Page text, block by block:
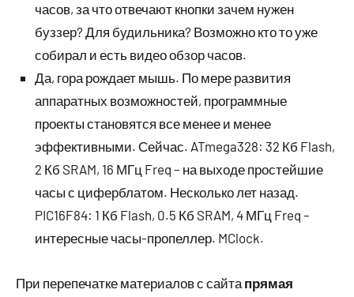
часов, за что отвечают кнопки зачем нужен
буззер? Для будильника? Возможно кто то уже
собирал и есть видео обзор часов.
Да, гора рождает мышь. По мере развития
аппаратных возможностей, программные
проекты становятся все менее и менее
эффективными. Сейчас. ATmega328: 32 Кб Flash,
2 Кб SRAM, 16 МГц Freq – на выходе простейшие
часы с циферблатом. Несколько лет назад.
PIC16F84: 1 Кб Flash, 0.5 Кб SRAM, 4 МГц Freq –
интересные часы-пропеллер. MClock.
При перепечатке материалов с сайта прямая